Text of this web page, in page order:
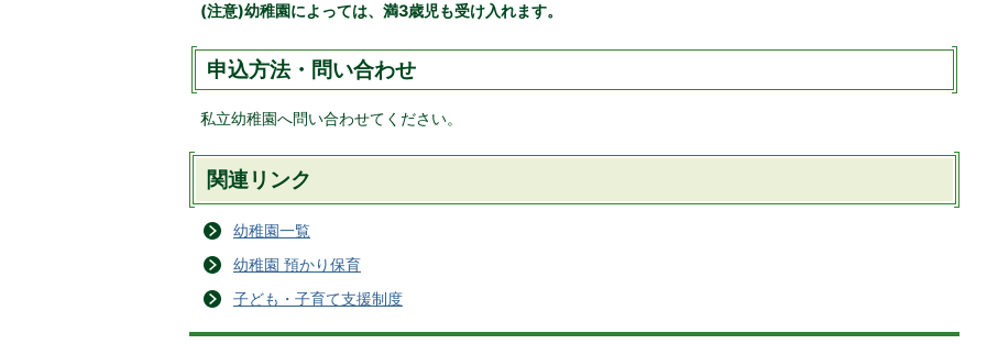
(注意)幼稚園によっては、満3歳児も受け入れます。
申込方法・問い合わせ
私立幼稚園へ問い合わせてください。
関連リンク
幼稚園一覧
幼稚園 預かり保育
子ども・子育て支援制度